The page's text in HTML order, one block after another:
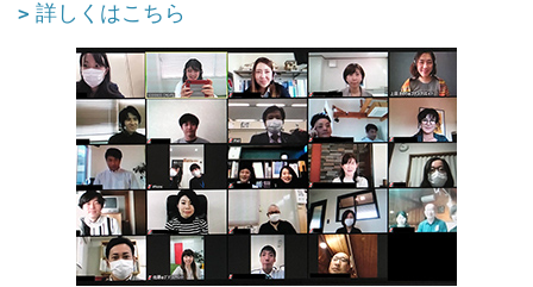
詳しくはこちら